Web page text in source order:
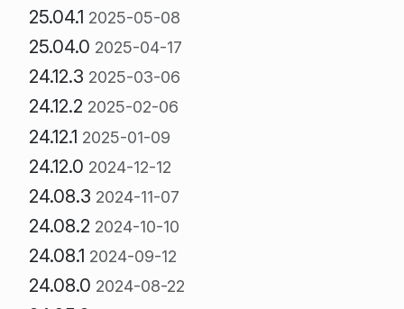
25.04.1 2025-05-08
25.04.0 2025-04-17
24.12.3 2025-03-06
24.12.2 2025-02-06
24.12.1 2025-01-09
24.12.0 2024-12-12
24.08.3 2024-11-07
24.08.2 2024-10-10
24.08.1 2024-09-12
24.08.0 2024-08-22